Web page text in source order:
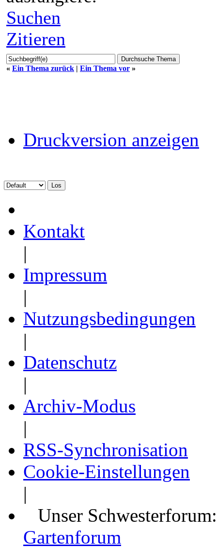
Suchen
Zitieren
« Ein Thema zurück | Ein Thema vor »
Druckversion anzeigen
Kontakt
|
Impressum
|
Nutzungsbedingungen
|
Datenschutz
|
Archiv-Modus
|
RSS-Synchronisation
Cookie-Einstellungen
|
Unser
Gartenforum